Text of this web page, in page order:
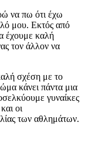
να πω ότι έχω
μου. Εκτός από
έχουμε καλή
τον άλλον να
σχέση με το
κάνει πάντα μια
γυναίκες
οι
των αθλημάτων.